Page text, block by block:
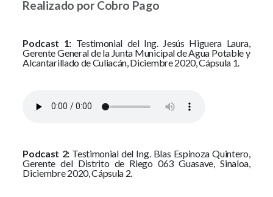
Realizado por Cobro Pago
Podcast 1: Testimonial del Ing. Jesús Higuera Laura,
Gerente General de la Junta Municipal de Agua Potable y
Alcantarillado de Culiacán, Diciembre 2020, Cápsula 1.
Podcast 2:Testimonial del Ing. Blas Espinoza Quintero,
Gerente del Distrito de Riego 063 Guasave, Sinaloa,
Diciembre 2020, Cápsula 2.